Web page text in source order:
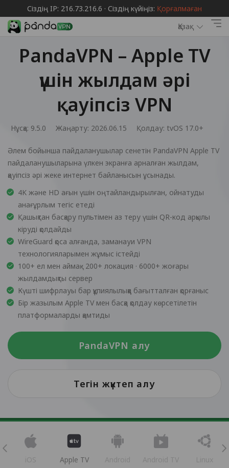
Сіздің IP: 216.73.216.6 · Сіздің күйіңіз: Қорғалмаған
Қазақ
PandaVPN – Apple TV
үшін жылдам әрі
қауіпсіз VPN
Нұсқа: 9.5.0 Жаңарту: 2026.06.15 Қолдау: tvOS 17.0+
Әлем бойынша пайдаланушылар сенетін PandaVPN Apple TV
пайдаланушыларына үлкен экранға арналған жылдам,
қауіпсіз әрі жеке интернет байланысын ұсынады.
4K және HD ағын үшін оңтайландырылған, ойнатуды
анағұрлым тегіс етеді
Қашықтан басқару пультімен аз теру үшін QR-код арқылы
кіруді қолдайды
WireGuard қоса алғанда, заманауи VPN
технологияларымен жұмыс істейді
100+ ел мен аймақ · 200+ локация · 6000+ жоғары
жылдамдықты сервер
Күшті шифрлауы бар құпиялылыққа бағытталған қорғаныс
Бір жазылым Apple TV мен басқа қолдау көрсетілетін
платформаларды қамтиды
PandaVPN алу
Тегін жүктеп алу
iOS Apple TV Android Android TV Linux